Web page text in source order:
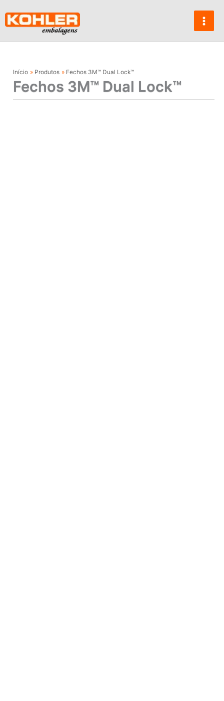
para
conteúdo
Início Produtos Fechos 3M™ Dual Lock™
Fechos 3M™ Dual Lock™